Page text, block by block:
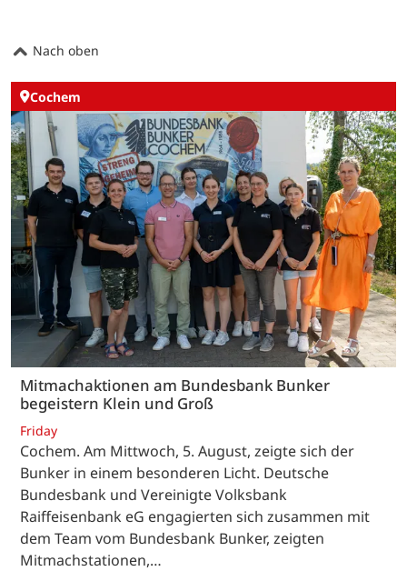
Nach oben
Cochem
Mitmachaktionen am Bundesbank Bunker
begeistern Klein und Groß
Friday
Cochem. Am Mittwoch, 5. August, zeigte sich der
Bunker in einem besonderen Licht. Deutsche
Bundesbank und Vereinigte Volksbank
Raiffeisenbank eG engagierten sich zusammen mit
dem Team vom Bundesbank Bunker, zeigten
Mitmachstationen,…